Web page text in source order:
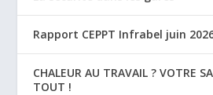
Rapport CEPPT Infrabel juin
CHALEUR AU TRAVAIL ? VOTRE
TOUT !